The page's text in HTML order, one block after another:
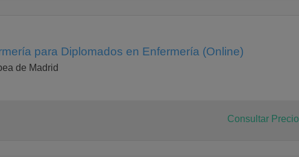
para Diplomados en Enfermería (Online)
de Madrid
Consultar Precio